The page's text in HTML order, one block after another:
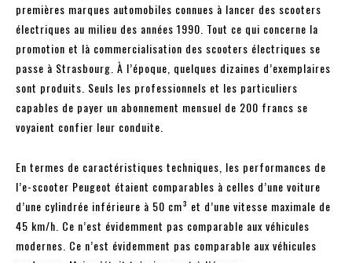
premières marques automobiles connues à lancer des scooters
électriques au milieu des années 1990. Tout ce qui concerne la
promotion et là commercialisation des scooters électriques se
passe à Strasbourg. À l’époque, quelques dizaines d’exemplaires
sont produits. Seuls les professionnels et les particuliers
capables de payer un abonnement mensuel de 200 francs se
voyaient confier leur conduite.
En termes de caractéristiques techniques, les performances de
l’e-scooter Peugeot étaient comparables à celles d’une voiture
d’une cylindrée inférieure à 50 cm³ et d’une vitesse maximale de
45 km/h. Ce n’est évidemment pas comparable aux véhicules
modernes. Ce n’est évidemment pas comparable aux véhicules